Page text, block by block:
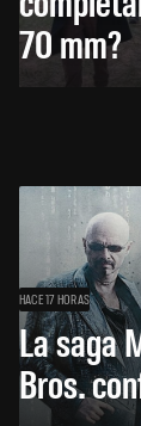
70 mm?
HACE 17 HORAS
La saga
Bros.